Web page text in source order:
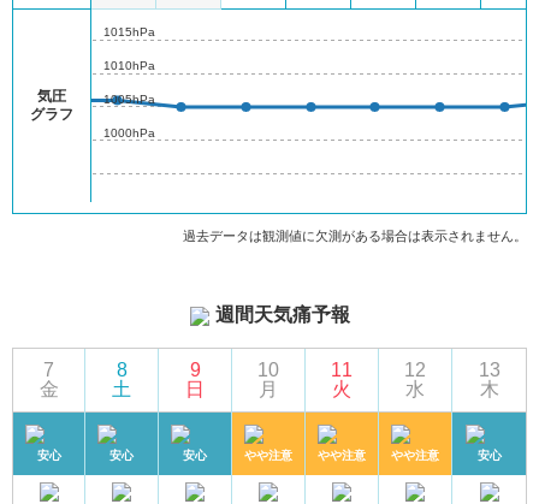
気圧
グラフ
1000hPa
1005hPa
1010hPa
1015hPa
過去データは観測値に欠測がある場合は表示されません。
週間天気痛予報
7
金
安心
8
土
安心
9
日
安心
10
月
やや注意
11
火
やや注意
12
水
やや注意
13
木
安心